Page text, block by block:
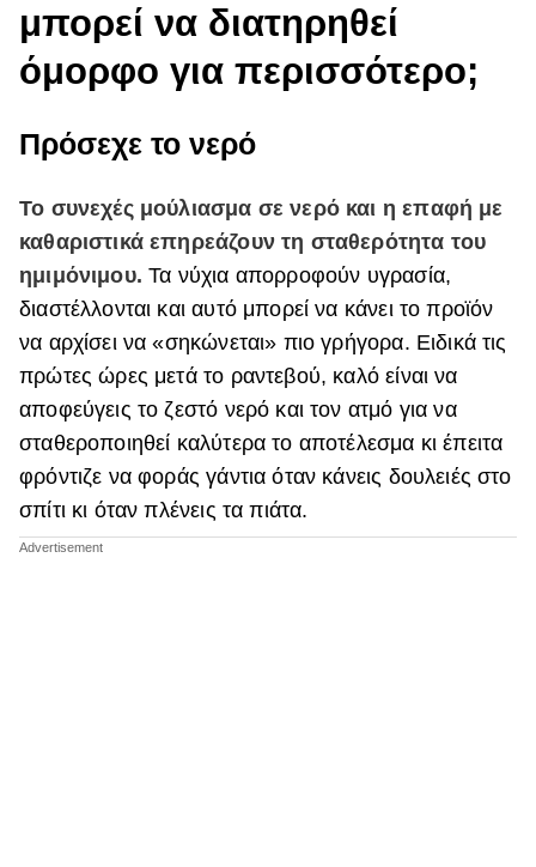
Hautes Grecians
Γάμος
Market News
μπορεί να διατηρηθεί
όμορφο για περισσότερο;
Πρόσεχε το νερό
Το συνεχές μούλιασμα σε νερό και η επαφή με
καθαριστικά επηρεάζουν τη σταθερότητα του
ημιμόνιμου. Τα νύχια απορροφούν υγρασία,
διαστέλλονται και αυτό μπορεί να κάνει το προϊόν
να αρχίσει να «σηκώνεται» πιο γρήγορα. Ειδικά τις
πρώτες ώρες μετά το ραντεβού, καλό είναι να
αποφεύγεις το ζεστό νερό και τον ατμό για να
σταθεροποιηθεί καλύτερα το αποτέλεσμα κι έπειτα
φρόντιζε να φοράς γάντια όταν κάνεις δουλειές στο
σπίτι κι όταν πλένεις τα πιάτα.